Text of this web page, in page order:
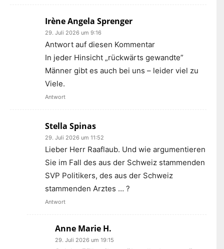
Irène Angela Sprenger
29. Juli 2026 um 9:16
Antwort auf diesen Kommentar
In jeder Hinsicht „rückwärts gewandte”
Männer gibt es auch bei uns – leider viel zu
Viele.
Antwort
Stella Spinas
29. Juli 2026 um 11:52
Lieber Herr Raaflaub. Und wie argumentieren
Sie im Fall des aus der Schweiz stammenden
SVP Politikers, des aus der Schweiz
stammenden Arztes … ?
Antwort
Anne Marie H.
29. Juli 2026 um 19:15